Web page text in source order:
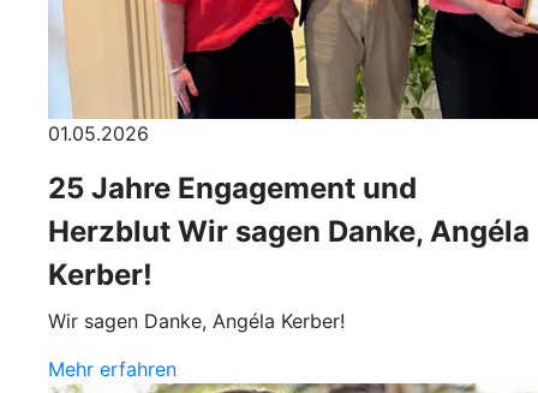
01.05.2026
25 Jahre Engagement und
Herzblut Wir sagen Danke, Angéla
Kerber!
Wir sagen Danke, Angéla Kerber!
Mehr erfahren